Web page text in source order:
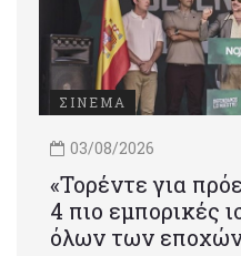
ΣΙΝΕΜΑ
03/08/2026
«Τορέντε για
4 πιο εμπορικές
όλων των